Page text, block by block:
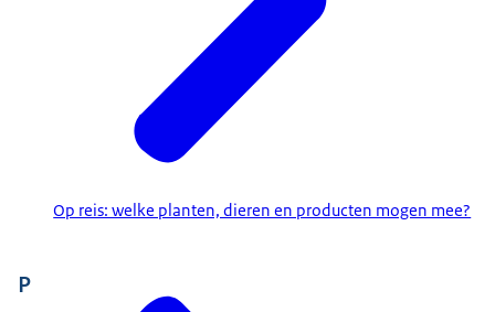
Op reis: welke planten, dieren en producten mogen mee?
P